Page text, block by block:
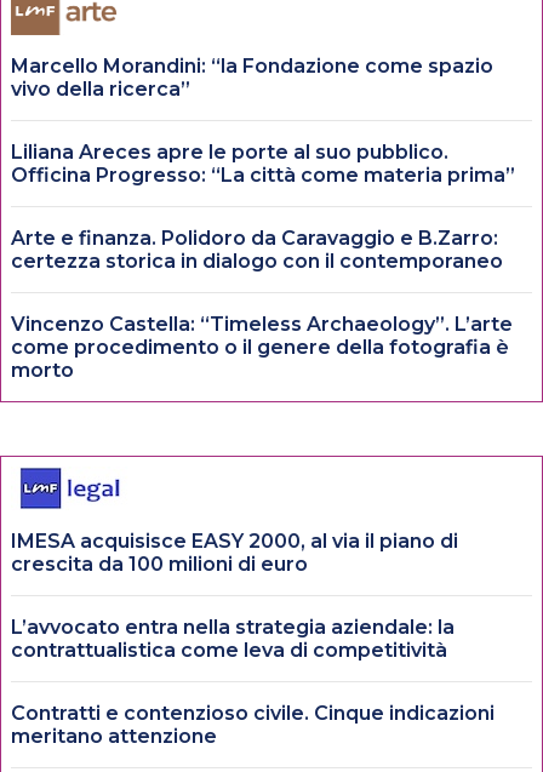
Marcello Morandini: “la Fondazione come spazio
vivo della ricerca”
Liliana Areces apre le porte al suo pubblico.
Officina Progresso: “La città come materia prima”
Arte e finanza. Polidoro da Caravaggio e B.Zarro:
certezza storica in dialogo con il contemporaneo
Vincenzo Castella: “Timeless Archaeology”. L’arte
come procedimento o il genere della fotografia è
morto
IMESA acquisisce EASY 2000, al via il piano di
crescita da 100 milioni di euro
L’avvocato entra nella strategia aziendale: la
contrattualistica come leva di competitività
Contratti e contenzioso civile. Cinque indicazioni
meritano attenzione